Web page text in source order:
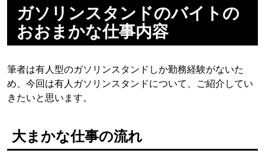
ガソリンスタンドのバイトの
おおまかな仕事内容
筆者は有人型のガソリンスタンドしか勤務経験がないた
め、今回は有人ガソリンスタンドについて、ご紹介してい
きたいと思います。
大まかな仕事の流れ